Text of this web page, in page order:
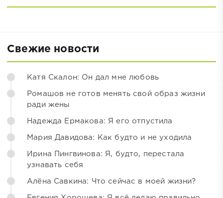
Свежие новости
Катя Скалон: Он дал мне любовь
Ромашов не готов менять свой образ жизни
ради жены
Надежда Ермакова: Я его отпустила
Мария Давидова: Как будто и не уходила
Ирина Пингвинова: Я, будто, перестала
узнавать себя
Алёна Савкина: Что сейчас в моей жизни?